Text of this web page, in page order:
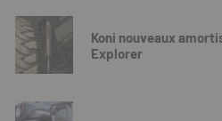
Koni nouveaux
Explorer